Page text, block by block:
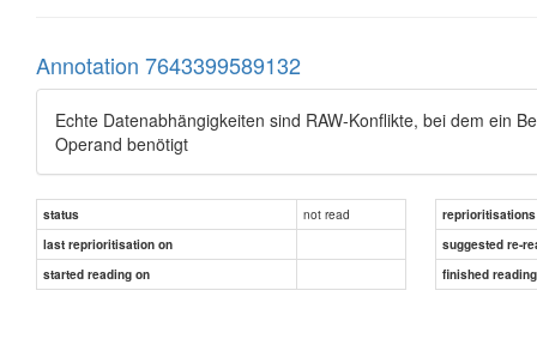
Annotation 7643399589132
Echte Datenabhängigkeiten sind RAW-Konflikte, bei dem ein
Operand benötigt
status not read
reprioritisations
last reprioritisation on
suggested re-
started reading on
finished